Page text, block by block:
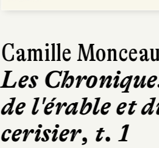
Camille
Les
de l'érable et
cerisier, t. 1